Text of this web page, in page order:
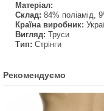
Матеріал:
Склад: 84% поліамід,
Країна виробник:
Вигляд: Труси
Тип: Стрінги
Рекомендуємо